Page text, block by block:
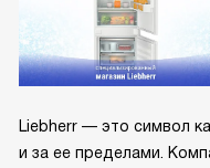
Liebherr — это символ
и за ее пределами.